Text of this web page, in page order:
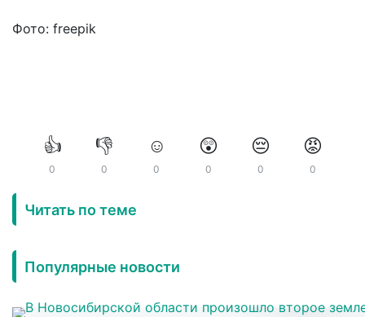
Фото: freepik
👍
0
👎
0
☺️
0
😲
0
😔
0
😡
0
Читать по теме
Популярные новости